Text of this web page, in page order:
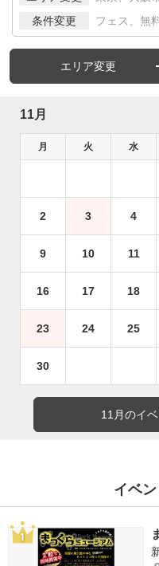
条件変更 フェス、無
エリア変更
11月
月 火 水
2 3 4
9 10 11
16 17 18
23 24 25
30
11月のイ
イベ